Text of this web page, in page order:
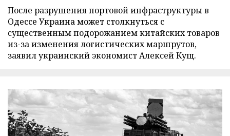
После разрушения портовой инфраструктуры в
Одессе Украина может столкнуться с
существенным подорожанием китайских товаров
из-за изменения логистических маршрутов,
заявил украинский экономист Алексей Кущ.